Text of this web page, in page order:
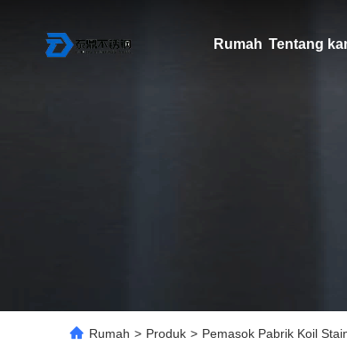
Rumah Tentang
Rumah > Produk > Pemasok Pabrik Koil